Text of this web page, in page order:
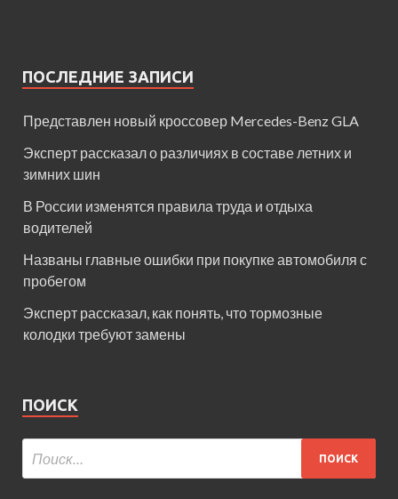
ПОСЛЕДНИЕ ЗАПИСИ
Представлен новый кроссовер Mercedes-Benz GLA
Эксперт рассказал о различиях в составе летних и
зимних шин
В России изменятся правила труда и отдыха
водителей
Названы главные ошибки при покупке автомобиля с
пробегом
Эксперт рассказал, как понять, что тормозные
колодки требуют замены
ПОИСК